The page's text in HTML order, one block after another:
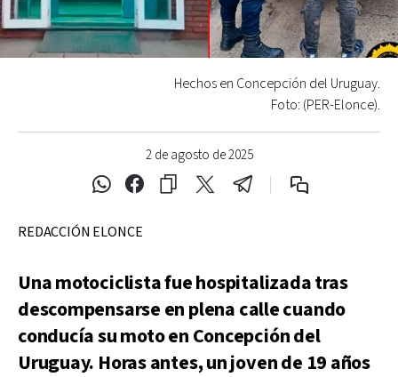
2 de agosto de 2025
Hechos en Concepción del Uruguay.
Foto: (PER-Elonce).
REDACCIÓN ELONCE
Una motociclista fue hospitalizada tras
descompensarse en plena calle cuando
conducía su moto en Concepción del
Uruguay. Horas antes, un joven de 19 años